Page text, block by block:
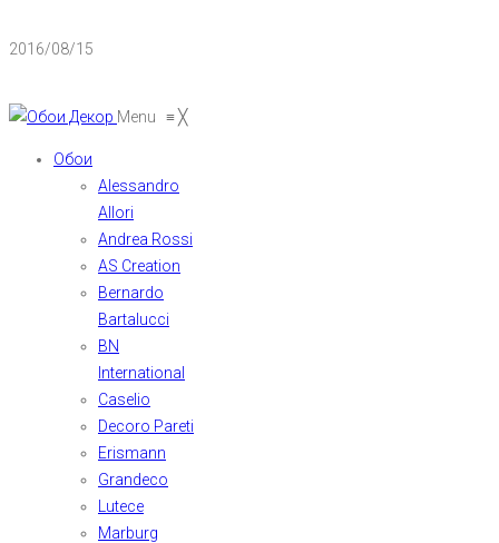
2016/08/15
Menu ≡╳
Обои
Alessandro
Allori
Andrea Rossi
AS Creation
Bernardo
Bartalucci
BN
International
Caselio
Decoro Pareti
Erismann
Grandeco
Lutece
Marburg